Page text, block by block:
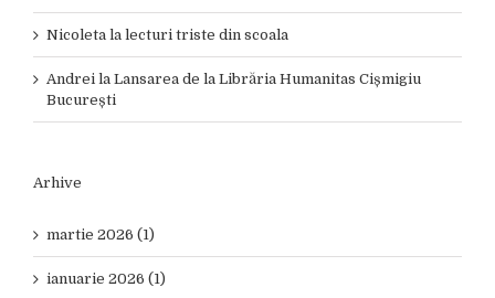
Nicoleta la lecturi triste din scoala
Andrei la Lansarea de la Librăria Humanitas Cișmigiu
București
Arhive
martie 2026 (1)
ianuarie 2026 (1)